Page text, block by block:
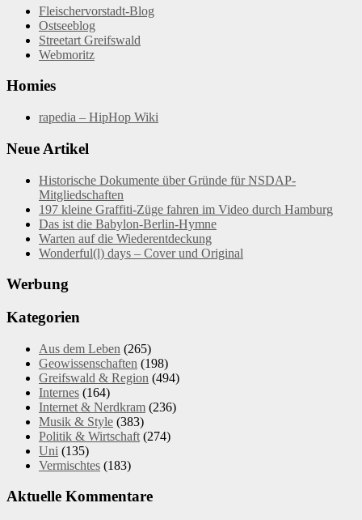
Fleischervorstadt-Blog
Ostseeblog
Streetart Greifswald
Webmoritz
Homies
rapedia – HipHop Wiki
Neue Artikel
Historische Dokumente über Gründe für NSDAP-
Mitgliedschaften
197 kleine Graffiti-Züge fahren im Video durch Hamburg
Das ist die Babylon-Berlin-Hymne
Warten auf die Wiederentdeckung
Wonderful(l) days – Cover und Original
Werbung
Kategorien
Aus dem Leben (265)
Geowissenschaften (198)
Greifswald & Region (494)
Internes (164)
Internet & Nerdkram (236)
Musik & Style (383)
Politik & Wirtschaft (274)
Uni (135)
Vermischtes (183)
Aktuelle Kommentare